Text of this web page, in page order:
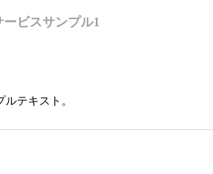
ービスサンプル1
テキスト。